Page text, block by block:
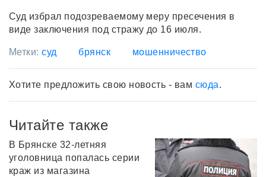
Суд избрал подозреваемому меру пресечения в
виде заключения под стражу до 16 июля.
Метки:суд брянск мошенничество
Хотите предложить свою новость - вам сюда.
Читайте также
В Брянске 32-летняя
уголовница попалась серии
краж из магазина